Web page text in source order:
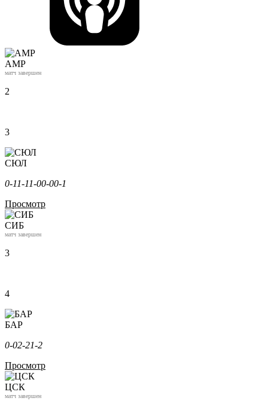
АМР
матч завершен
2
3
СЮЛ
0-11-11-00-00-1
Просмотр
СИБ
матч завершен
3
4
БАР
0-02-21-2
Просмотр
ЦСК
матч завершен